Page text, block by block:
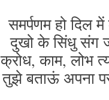
समर्पणम हो दिल
दुखो के सिंधु संग
क्रोध, काम, लोभ
तुझे बताऊं अपना